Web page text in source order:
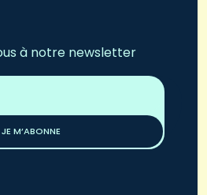
à notre newsletter
JE M’ABONNE